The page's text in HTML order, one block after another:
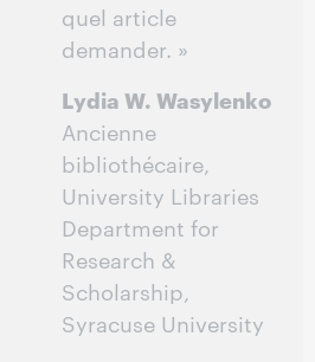
quel article
demander. »
Lydia W. Wasylenko
Ancienne
bibliothécaire,
University Libraries
Department for
Research &
Scholarship,
Syracuse University